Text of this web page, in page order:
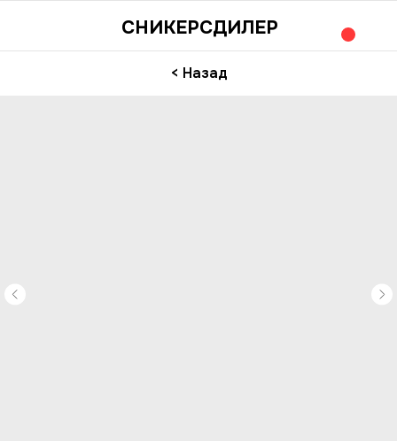
СНИКЕРСДИЛЕР
< Назад